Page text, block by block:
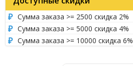
Сумма заказа >= 2500 скидка 2%
Сумма заказа >= 5000 скидка 4%
Сумма заказа >= 10000 скидка 6%